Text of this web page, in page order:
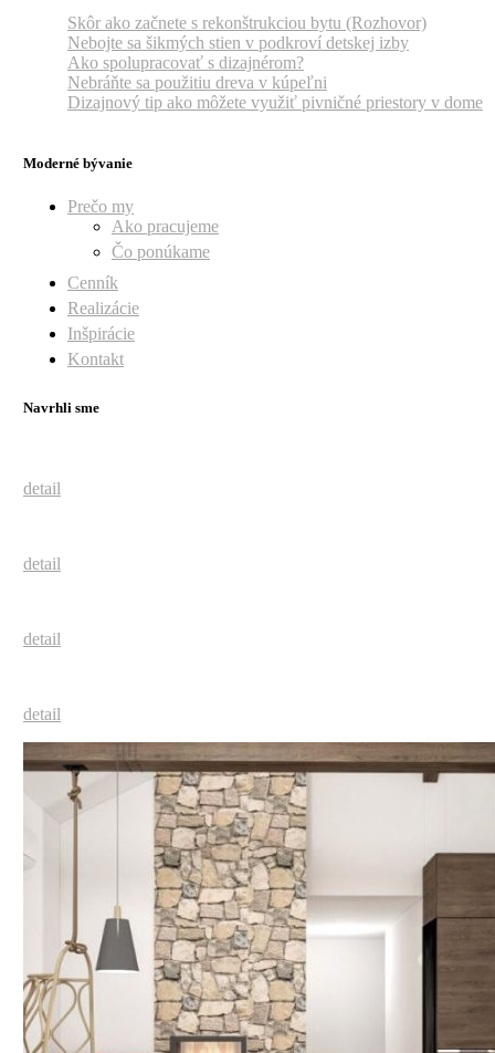
Skôr ako začnete s rekonštrukciou bytu (Rozhovor)
Nebojte sa šikmých stien v podkroví detskej izby
Ako spolupracovať s dizajnérom?
Nebráňte sa použitiu dreva v kúpeľni
Dizajnový tip ako môžete využiť pivničné priestory v dome
Moderné bývanie
Prečo my
Ako pracujeme
Čo ponúkame
Cenník
Realizácie
Inšpirácie
Kontakt
Navrhli sme
detail
detail
detail
detail